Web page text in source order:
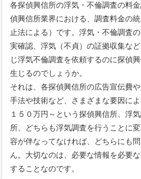
各探偵興信所の浮気・不倫調査の料
偵興信所業界における、調査料金の
止法による）です。浮気・不倫調査
実確認、浮気（不貞）の証拠収集な
じ浮気不倫調査を依頼するのに探偵
生じるのでしょうか。
それは、各探偵興信所の広告宣伝費
手法や技術など、さまざまな要因に
１５０万円～という探偵興信所、浮
所、どちらも浮気調査を行うことに
容が伴なってなければ、どちらにも
ん。大切なのは、必要な情報を必要
することなのです。